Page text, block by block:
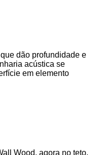
dão profundidade e
acústica se
em elemento
Wood, agora no teto.